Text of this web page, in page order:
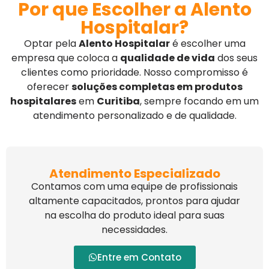
Por que Escolher a Alento
Hospitalar?
Optar pelaAlento Hospitalaré escolher uma
empresa que coloca a qualidade de vida dos seus
clientes como prioridade. Nosso compromisso é
oferecersoluções completas em produtos
hospitalaresem Curitiba, sempre focando em um
atendimento personalizado e de qualidade.
Atendimento Especializado
Contamos com uma equipe de profissionais
altamente capacitados, prontos para ajudar
na escolha do produto ideal para suas
necessidades.
Entre em Contato